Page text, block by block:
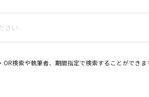
OR検索や執筆者、期間指定で検索することができま